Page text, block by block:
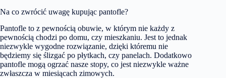
Na co zwrócić uwagę kupując pantofle?
Pantofle to z pewnością obuwie, w którym nie każdy z
pewnością chodzi po domu, czy mieszkaniu. Jest to jednak
niezwykle wygodne rozwiązanie, dzięki któremu nie
będziemy się ślizgać po płytkach, czy panelach. Dodatkowo
pantofle mogą ogrzać nasze stopy, co jest niezwykle ważne
zwłaszcza w miesiącach zimowych.